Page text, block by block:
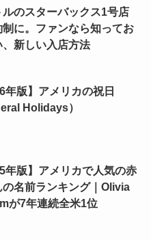
ルのスターバックス1号店
制に。ファンなら知ってお
、新しい入店方法
年版】アメリカの祝日
Holidays）
年版】アメリカで人気の赤
の名前ランキング｜Olivia
が7年連続全米1位